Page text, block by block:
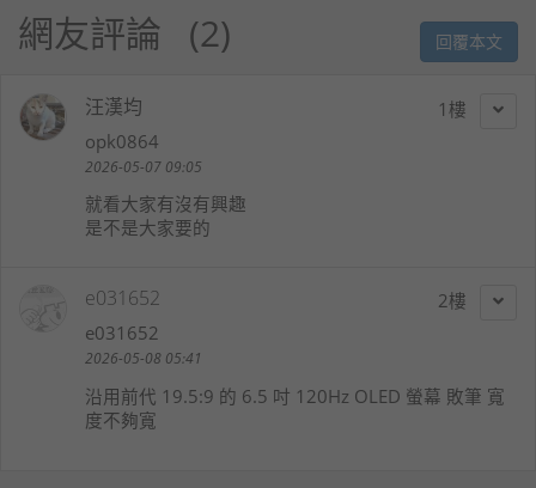
網友評論 2 回覆本文
1
汪漢均
opk0864
2026-05-07 09:05
就看大家有沒有興趣
是不是大家要的
2
e031652
e031652
2026-05-08 05:41
沿用前代 19.5:9 的 6.5 吋 120Hz OLED 螢幕 敗筆 寬
度不夠寬